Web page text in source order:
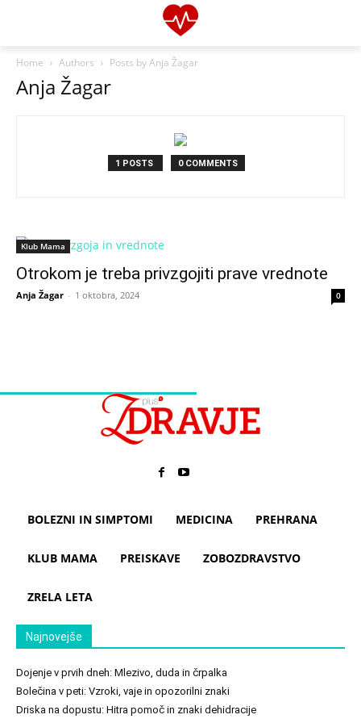
Home Authors Posts by Anja Žagar
Anja Žagar
1 POSTS 0 COMMENTS
Klub Mama
Otrokom je treba privzgojiti prave vrednote
Anja Žagar - 1 oktobra, 2024 0
BOLEZNI IN SIMPTOMI MEDICINA PREHRANA
KLUB MAMA PREISKAVE ZOBOZDRAVSTVO
ZRELA LETA
Najnovejše
Dojenje v prvih dneh: Mlezivo, duda in črpalka
Bolečina v peti: Vzroki, vaje in opozorilni znaki
Driska na dopustu: Hitra pomoč in znaki dehidracije